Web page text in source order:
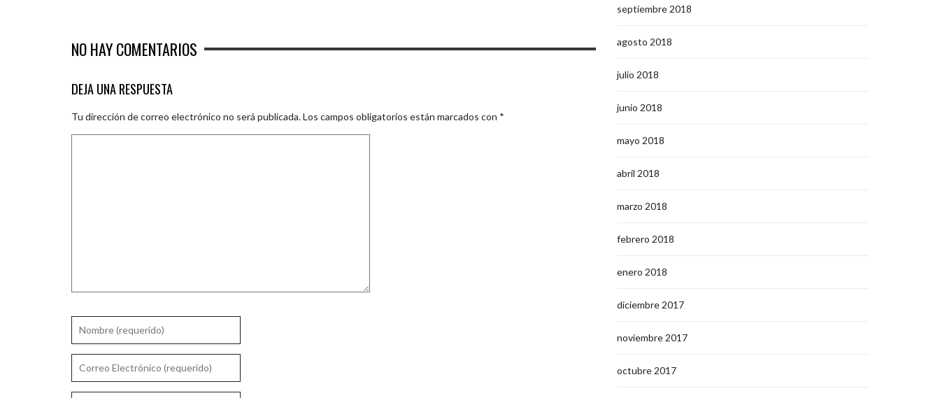
NO HAY COMENTARIOS
DEJA UNA RESPUESTA
Tu dirección de correo electrónico no será publicada.Los campos obligatorios están marcados con *
septiembre 2018
agosto 2018
julio 2018
junio 2018
mayo 2018
abril 2018
marzo 2018
febrero 2018
enero 2018
diciembre 2017
noviembre 2017
octubre 2017